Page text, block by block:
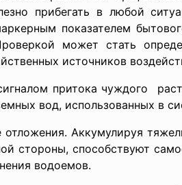
прибегать в любой
показателем
может стать
источников
притока чуждого
вод, использованных в
Аккумулируя
стороны, способствуют
водоемов.